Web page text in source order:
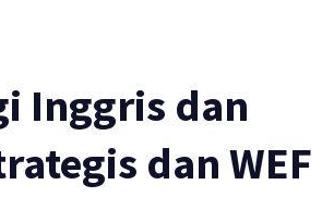
Inggris dan
dan WEF